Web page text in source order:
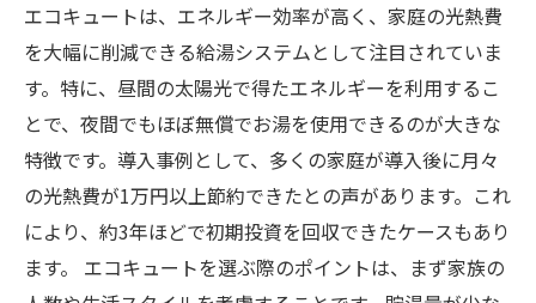
エコキュートは、エネルギー効率が高く、家庭の光熱費
を大幅に削減できる給湯システムとして注目されていま
す。特に、昼間の太陽光で得たエネルギーを利用するこ
とで、夜間でもほぼ無償でお湯を使用できるのが大きな
特徴です。導入事例として、多くの家庭が導入後に月々
の光熱費が1万円以上節約できたとの声があります。これ
により、約3年ほどで初期投資を回収できたケースもあり
ます。 エコキュートを選ぶ際のポイントは、まず家族の